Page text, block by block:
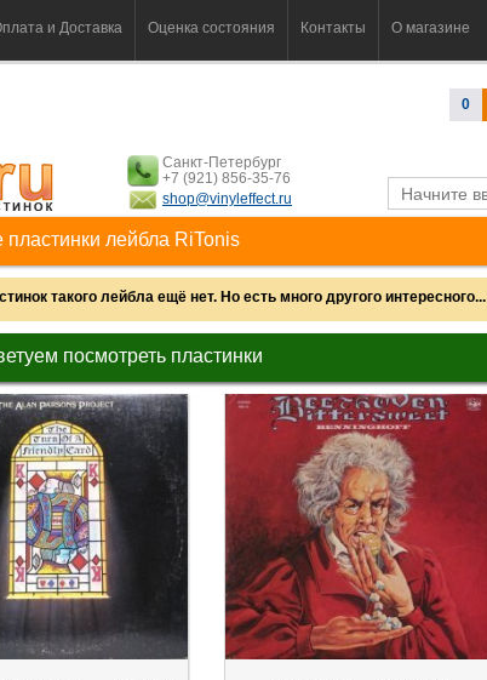
и Доставка Оценка состояния Контакты О магазине
0
Санкт-Петербург
+7 (921) 856-35-76
shop@vinyleffect.ru
пластинки лейбла RiTonis
такого лейбла ещё нет. Но есть много другого интересного...
посмотреть пластинки